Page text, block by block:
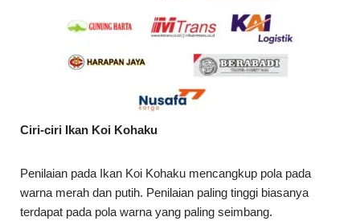
Ciri-ciri Ikan Koi Kohaku
Penilaian pada Ikan Koi Kohaku mencangkup pola pada
warna merah dan putih. Penilaian paling tinggi biasanya
terdapat pada pola warna yang paling seimbang.